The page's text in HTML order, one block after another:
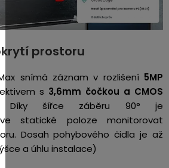
prostoru
snímá záznam v rozlišení 5MP
s 3,6mm čočkou a CMOS
šířce záběru 90° je
ve statické poloze monitorovat
Dosah pohybového čidla je až
a úhlu instalace)